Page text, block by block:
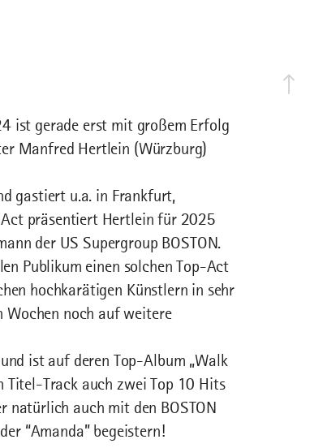
ist gerade erst mit großem Erfolg
Manfred Hertlein (Würzburg)
gastiert u.a. in Frankfurt,
präsentiert Hertlein für 2025
der US Supergroup BOSTON.
Publikum einen solchen Top-Act
hochkarätigen Künstlern in sehr
Wochen noch auf weitere
ist auf deren Top-Album „Walk
Titel-Track auch zwei Top 10 Hits
natürlich auch mit den BOSTON
“Amanda” begeistern!